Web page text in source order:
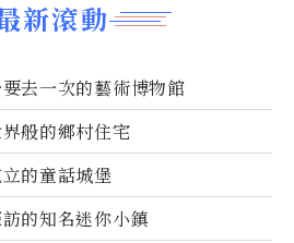
新滾動
去一次的藝術博物館
般的鄉村住宅
的童話城堡
的知名迷你小鎮